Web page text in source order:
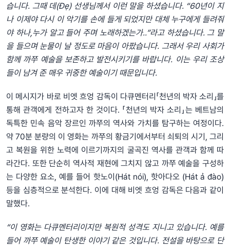
습니다. 그때 데(Đẹ) 선생님께서 이런 말을 하셨습니다.“60년이 지
나 이제야 다시 이 악기를 손에 들게 되었지만 대체 누구에게 들려줘
야 하나,누가 알고 들어 주며 노래하겠는가..”라고 하셨습니다. 그 말
을 들으며 눈물이 날 정도로 마음이 아팠습니다. 그래서 우리 사회가
함께 까쭈 예술을 보존하고 발전시키기를 바랍니다. 이는 우리 조상
들이 남겨 준 매우 귀중한 예술이기 때문입니다.
이 메시지가 바로 비엣 흐엉 감독이 다큐멘터리「천년의 박자 소리」를
통해 관객에게 전하고자 한 것이다. 「천년의 박자 소리」는 베트남의
독특한 민속 음악 장르인 까쭈의 역사와 가치를 탐구하는 여정이다.
약 70분 분량의 이 영화는 까쭈의 황금기에서부터 쇠퇴의 시기, 그리
고 복원을 위한 노력에 이르기까지의 굴곡진 역사를 관객과 함께 따
라간다. 또한 단순히 역사적 재현에 그치지 않고 까쭈 예술을 구성하
는 다양한 요소, 예를 들어 핫노이(Hát nói), 핫아다오 (Hát ả đào)
등을 심층적으로 분석한다. 이에 대해 비엣 흐엉 감독은 다음과 같이
말했다.
“이 영화는 다큐멘터리이지만 복원적 성격도 지니고 있습니다. 예를
들어 까쭈 예술이 탄생한 이야기 같은 것입니다. 전설을 바탕으로 단